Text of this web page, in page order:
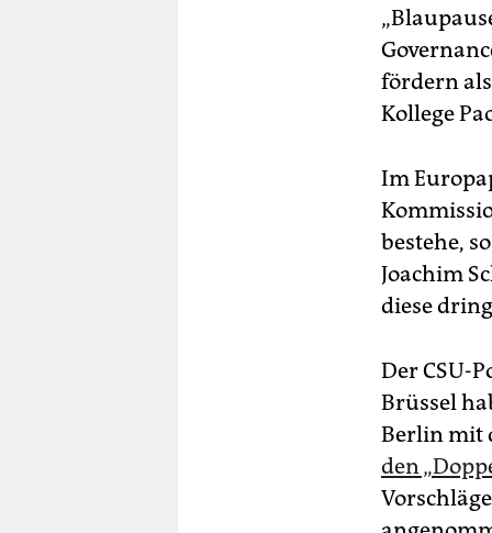
fördern
Kollege
Im
bestehe,
Joachim
diese
Der CSU-
Brüssel
Berlin mit
den